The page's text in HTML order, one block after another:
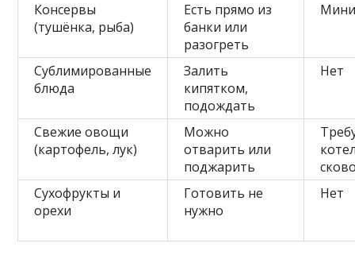
Консервы
(тушёнка, рыба)
Есть прямо из
банки или
разогреть
Сублимированные
блюда
Залить
кипятком,
подождать
Нет
Свежие овощи
(картофель, лук)
Можно
отварить или
поджарить
Сухофрукты и
орехи
Готовить не
нужно
Нет